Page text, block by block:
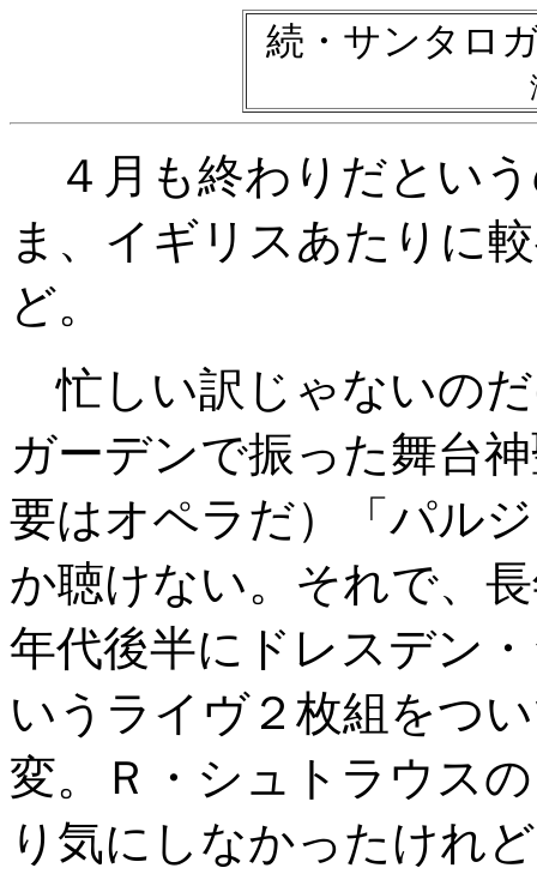
続・サンタロ
４月も終わりだとい
ま、イギリスあたりに
ど。
忙しい訳じゃないの
ガーデンで振った舞台
要はオペラだ）「パル
か聴けない。それで、
年代後半にドレスデン
いうライヴ２枚組をつ
変。Ｒ・シュトラウス
り気にしなかったけれ